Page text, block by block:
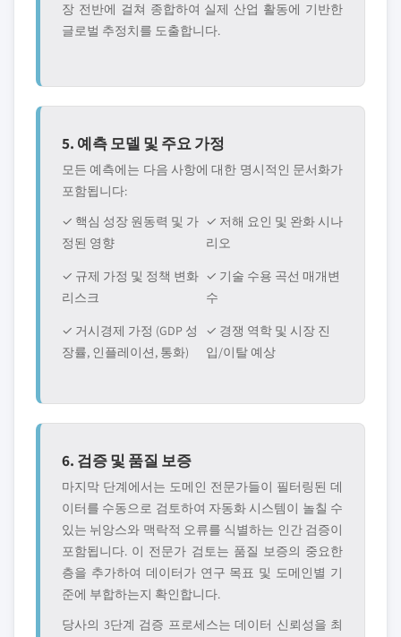
장 전반에 걸쳐 종합하여 실제 산업 활동에 기반한
글로벌 추정치를 도출합니다.
5. 예측 모델 및 주요 가정
모든 예측에는 다음 사항에 대한 명시적인 문서화가
포함됩니다:
✓ 핵심 성장 원동력 및 가
정된 영향
✓ 저해 요인 및 완화 시나
리오
✓ 규제 가정 및 정책 변화
리스크
✓ 기술 수용 곡선 매개변
수
✓ 거시경제 가정 (GDP 성
장률, 인플레이션, 통화)
✓ 경쟁 역학 및 시장 진
입/이탈 예상
6. 검증 및 품질 보증
마지막 단계에서는 도메인 전문가들이 필터링된 데
이터를 수동으로 검토하여 자동화 시스템이 놀칠 수
있는 뉘앙스와 맥락적 오류를 식별하는 인간 검증이
포함됩니다. 이 전문가 검토는 품질 보증의 중요한
층을 추가하여 데이터가 연구 목표 및 도메인별 기
준에 부합하는지 확인합니다.
당사의 3단계 검증 프로세스는 데이터 신뢰성을 최